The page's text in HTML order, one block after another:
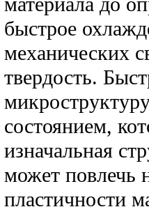
быстрое
механических
твердость.
состоянием,
изначальная
может повлечь
пластичности